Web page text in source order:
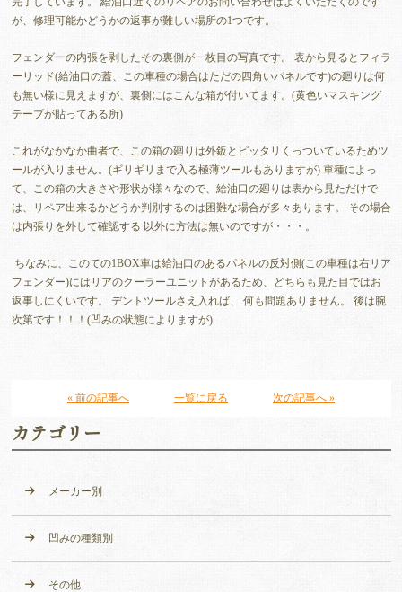
が、修理可能かどうかの返事が難しい場所の1つです。
フェンダーの内張を剥したその裏側が一枚目の写真です。 表から見るとフィラ
ーリッド(給油口の蓋、この車種の場合はただの四角いパネルです)の廻りは何
も無い様に見えますが、裏側にはこんな箱が付いてます。(黄色いマスキング
テープが貼ってある所)
これがなかなか曲者で、この箱の廻りは外鈑とピッタリくっついているためツ
ールが入りません。(ギリギリまで入る極薄ツールもありますが) 車種によっ
て、この箱の大きさや形状が様々なので、給油口の廻りは表から見ただけで
は、リペア出来るかどうか判別するのは困難な場合が多々あります。 その場合
は内張りを外して確認する 以外に方法は無いのですが・・・。
ちなみに、このての1BOX車は給油口のあるパネルの反対側(この車種は右リア
フェンダー)にはリアのクーラーユニットがあるため、どちらも見た目ではお
返事しにくいです。 デントツールさえ入れば、 何も問題ありません。 後は腕
次第です！！！(凹みの状態によりますが)
« 前の記事へ 一覧に戻る 次の記事へ »
カテゴリー
メーカー別
凹みの種類別
その他